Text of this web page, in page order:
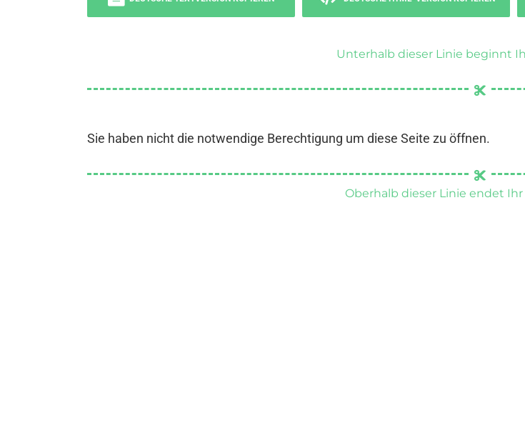
Unterhalb dieser Linie beginnt
Sie haben nicht die notwendige Berechtigung um diese Seite zu öffnen.
Oberhalb dieser Linie endet